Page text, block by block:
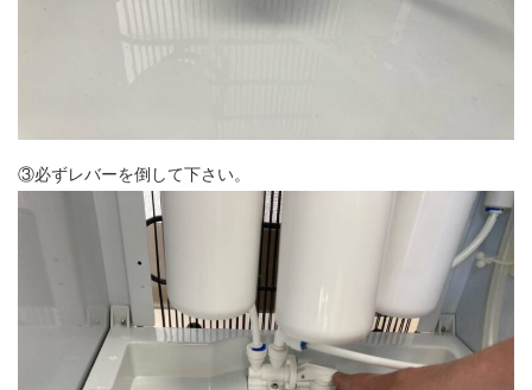
③必ずレバーを倒して下さい。